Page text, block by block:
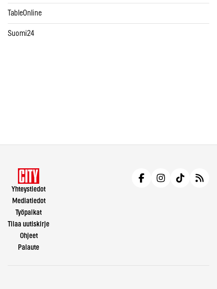
TableOnline
Suomi24
Yhteystiedot
Mediatiedot
Työpaikat
Tilaa uutiskirje
Ohjeet
Palaute